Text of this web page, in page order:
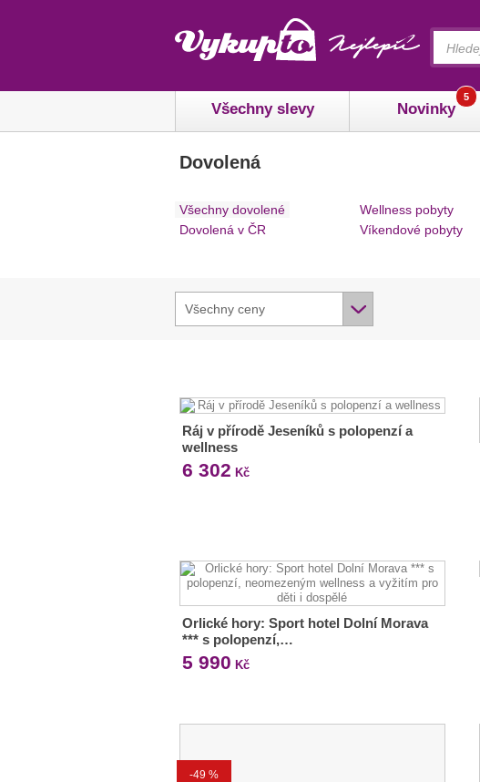
Všechny slevy Novinky
5
Dovolená
Všechny dovolené
Dovolená v ČR
Wellness pobyty
Víkendové pobyty
Všechny ceny
Ráj v přírodě Jeseníků s polopenzí a
wellness
6 302 Kč
Orlické hory: Sport hotel Dolní Morava
*** s polopenzí,…
5 990 Kč
-49 %